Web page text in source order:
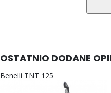
OSTATNIO DODANE
Benelli TNT 125